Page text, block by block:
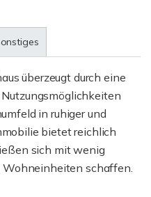
überzeugt durch eine
in ruhiger und
bietet reichlich
sich mit wenig
schaffen.